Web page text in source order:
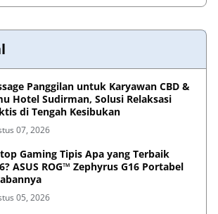
Panggilan untuk Karyawan CBD &
Hotel Sudirman, Solusi Relaksasi
di Tengah Kesibukan
07, 2026
Gaming Tipis Apa yang Terbaik
ASUS ROG™ Zephyrus G16 Portabel
05, 2026